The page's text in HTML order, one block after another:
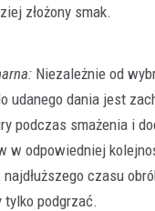
złożony smak.
Niezależnie od
udanego dania jest
podczas smażenia i
w odpowiedniej
czasu
podgrzać.